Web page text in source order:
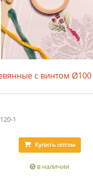
с винтом Ø100
1
Купитьоптом
в наличии